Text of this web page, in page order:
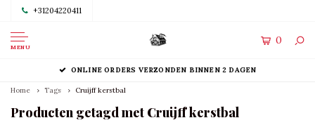
+31204220411
MENU
0
ONLINE ORDERS VERZONDEN BINNEN 2 DAGEN
Home Tags Cruijff kerstbal
Producten getagd met Cruijff kerstbal